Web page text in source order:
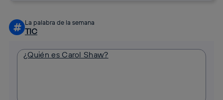
# La palabra de la semana
TIC
¿Quién es Carol Shaw?